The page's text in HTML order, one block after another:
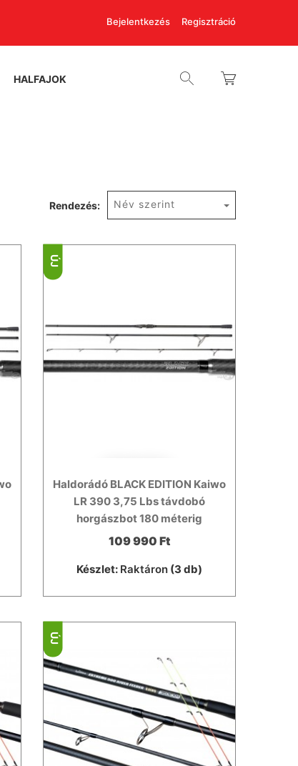
Bejelentkezés Regisztráció
HALFAJOK
Rendezés: Név szerint
Haldorádó BLACK EDITION Kaiwo
LR 390 3,75 Lbs távdobó
horgászbot 180 méterig
109 990 Ft
Készlet: Raktáron(3 db)
ÚJ
ÚJ